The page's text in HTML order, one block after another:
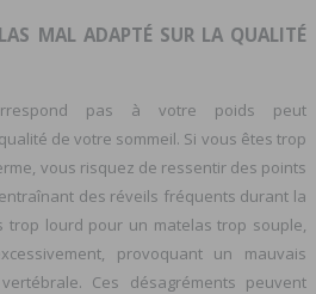
MAL ADAPTÉ SUR LA QUALITÉ
pas à votre poids peut
de votre sommeil. Si vous êtes trop
vous risquez de ressentir des points
des réveils fréquents durant la
trop lourd pour un matelas trop souple,
provoquant un mauvais
Ces désagréments peuvent